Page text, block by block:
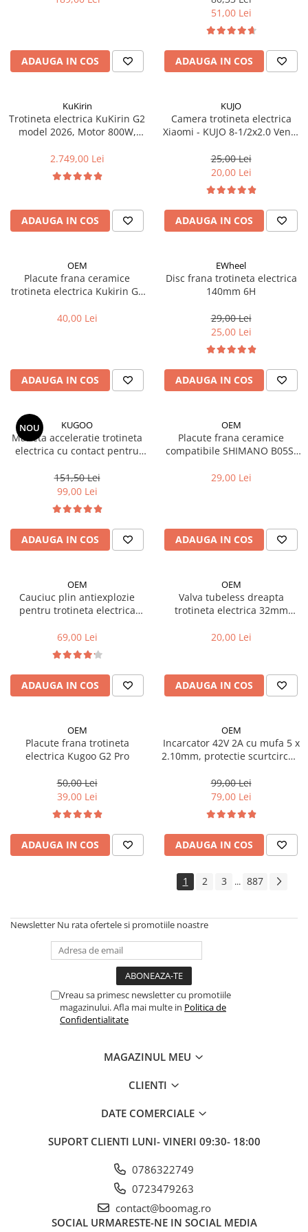
Tija sa bicicleta
Sei
Angrenaje bicicleta
Angrenaj pedalier
Schimbator de viteze bicicleta
Schimbatoare spate
Manete schimbator si frana
Manete frana bicicleta
Manete schimbator bicicleta
Echipament ciclism
Casca bicicleta
Protectii
Rucsaci si borsete ciclism
Manusi bicicleta
Pantofi ciclism
Imbracaminte ciclism barbati
Imbracaminte ciclism copii
Trotinete electrice
Accesorii trotinete electrice
Mansoane
Sistem antifurt
Suport telefon
Casti protectie
Sonerii
Benzi anti-grip
Piese trotinete electrice
Cauciucuri
Cauciucuri tubeless
Accesorii
Componente electrice
Acumulatori
Kit controller si display
Cabluri si mufe
ADAUGA IN COS
51,00 Lei
ADAUGA IN COS
KuKirin
Trotineta electrica KuKirin G2
model 2026, Motor 800W,
maxima 45km/h, Autonomie
maxima 55km
2.749,00 Lei
ADAUGA IN COS
KUJO
Camera trotineta electrica
Xiaomi - KUJO 8-1/2x2.0 Ventil
25,00 Lei
20,00 Lei
ADAUGA IN COS
OEM
Placute frana ceramice
trotineta electrica Kukirin G2
40,00 Lei
ADAUGA IN COS
EWheel
Disc frana trotineta electrica
140mm 6H
29,00 Lei
25,00 Lei
ADAUGA IN COS
NOU KUGOO
Maneta acceleratie trotineta
electrica cu contact pentru
2025)/G2 MAX (2024)
151,50 Lei
99,00 Lei
ADAUGA IN COS
OEM
Placute frana ceramice
compatibile SHIMANO B05S-
(2025)
29,00 Lei
ADAUGA IN COS
OEM
Cauciuc plin antiexplozie
pentru trotineta electrica
69,00 Lei
ADAUGA IN COS
OEM
Valva tubeless dreapta
trotineta electrica 32mm
20,00 Lei
ADAUGA IN COS
OEM
Placute frana trotineta
electrica Kugoo G2 Pro
50,00 Lei
39,00 Lei
ADAUGA IN COS
OEM
Incarcator 42V 2A cu mufa 5 x
2.10mm, protectie scurtcircuit
S1 / S2 / S3 / E-TWOW/
XPLORER, KIRIN S1
99,00 Lei
79,00 Lei
ADAUGA IN COS
1 2 3 ... 887
Newsletter Nu rata ofertele si promotiile noastre
Vreau sa primesc newsletter cu promotiile
magazinului. Afla mai multe in Politica de
Confidentialitate
MAGAZINUL MEU
CLIENTI
DATE COMERCIALE
SUPORT CLIENTI LUNI- VINERI 09:30- 18:00
0786322749
0723479263
contact@boomag.ro
SOCIAL URMARESTE-NE IN SOCIAL MEDIA